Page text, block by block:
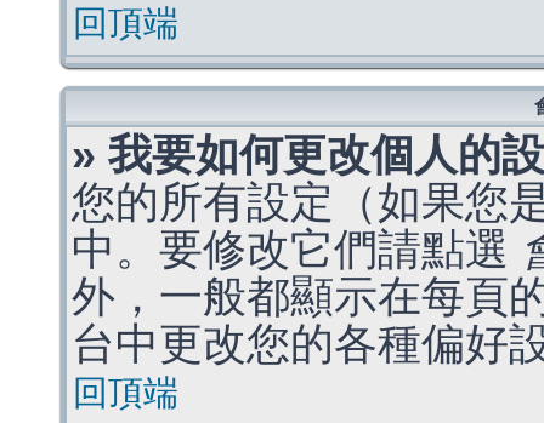
回頂端
» 我要如何更改個人的
您的所有設定（如果您
中。要修改它們請點選
外，一般都顯示在每頁
台中更改您的各種偏好
回頂端